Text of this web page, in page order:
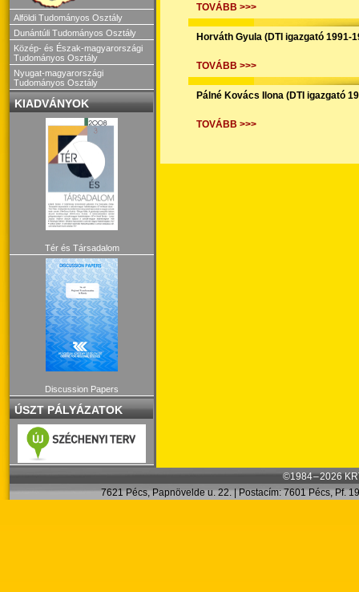
Alföldi Tudományos Osztály
Dunántúli Tudományos Osztály
Közép- és Észak-magyarországi
Tudományos Osztály
Nyugat-magyarországi
Tudományos Osztály
KIADVÁNYOK
Tér és Társadalom
Discussion Papers
ÚSZT PÁLYÁZATOK
TOVÁBB >>>
Horváth Gyula (DTI igazgató 1991-
TOVÁBB >>>
Pálné Kovács Ilona (DTI igazgató
TOVÁBB >>>
©1984 – 2026
7621 Pécs, Papnövelde u. 22. | Postacím: 7601 Pécs, Pf.